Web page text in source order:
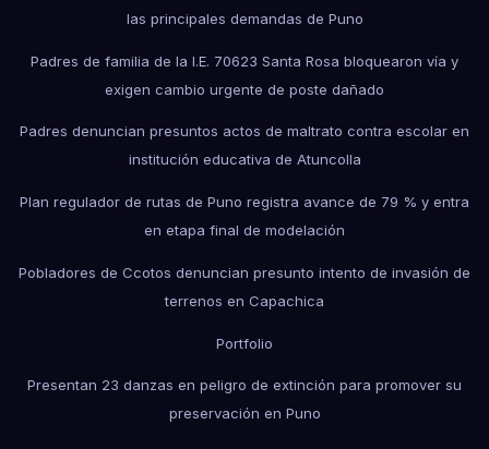
las principales demandas de Puno
Padres de familia de la I.E. 70623 Santa Rosa bloquearon vía y
exigen cambio urgente de poste dañado
Padres denuncian presuntos actos de maltrato contra escolar en
institución educativa de Atuncolla
Plan regulador de rutas de Puno registra avance de 79 % y entra
en etapa final de modelación
Pobladores de Ccotos denuncian presunto intento de invasión de
terrenos en Capachica
Portfolio
Presentan 23 danzas en peligro de extinción para promover su
preservación en Puno